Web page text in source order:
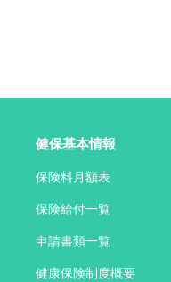
健保基本情報
保険料月額表
保険給付一覧
申請書類一覧
健康保険制度概要